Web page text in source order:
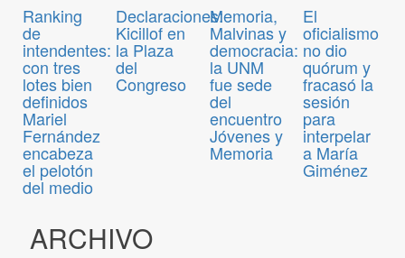
Ranking
de
intendentes:
con tres
lotes bien
definidos
Mariel
Fernández
encabeza
el pelotón
del medio
Declaraciones:
Kicillof en
la Plaza
del
Congreso
Memoria,
Malvinas y
democracia:
la UNM
fue sede
del
encuentro
Jóvenes y
Memoria
El
oficialismo
no dio
quórum y
fracasó la
sesión
para
interpelar
a María
Giménez
ARCHIVO